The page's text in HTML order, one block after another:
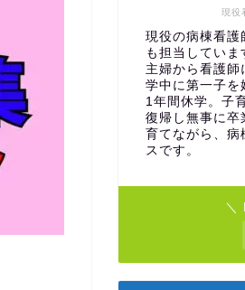
現役
現役の病棟看護
も担当していま
主婦から看護師
学中に第一子を
1年間休学。子
復帰し無事に卒
育てながら、病
スです。
＼